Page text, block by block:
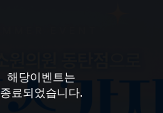
해당이벤트는
종료되었습니다.